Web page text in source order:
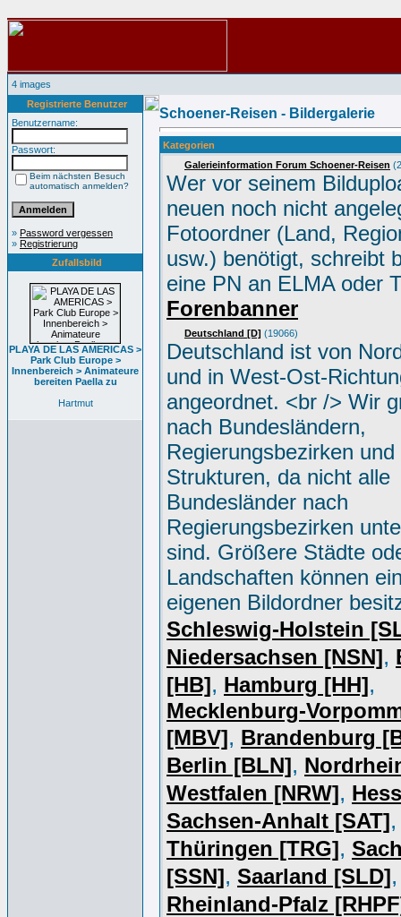
4 images
Registrierte Benutzer
Benutzername:
Passwort:
Beim nächsten Besuch
automatisch anmelden?
» Password vergessen
» Registrierung
Zufallsbild
PLAYA DE LAS AMERICAS >
Park Club Europe >
Innenbereich > Animateure
bereiten Paella zu
Hartmut
Schoener-Reisen - Bildergalerie
Kategorien
Galerieinformation Forum Schoener-Reisen
Wer vor seinem
neuen noch nicht
Fotoordner (Land,
usw.) benötigt, schreibt
eine PN an ELMA oder
Forenbanner
Deutschland [D] (19066)
Deutschland ist von
und in West-Ost-
angeordnet. <br /> Wir
nach Bundesländern,
Regierungsbezirken
Strukturen, da nicht alle
Bundesländer nach
Regierungsbezirken
sind. Größere Städte
Landschaften können
eigenen Bildordner
Schleswig-Holstein
Niedersachsen [NSN],
[HB], Hamburg [HH],
Mecklenburg-
[MBV], Brandenburg
Berlin [BLN],
Westfalen [NRW],
Sachsen-Anhalt [SAT],
Thüringen [TRG],
[SSN], Saarland [SLD],
Rheinland-Pfalz